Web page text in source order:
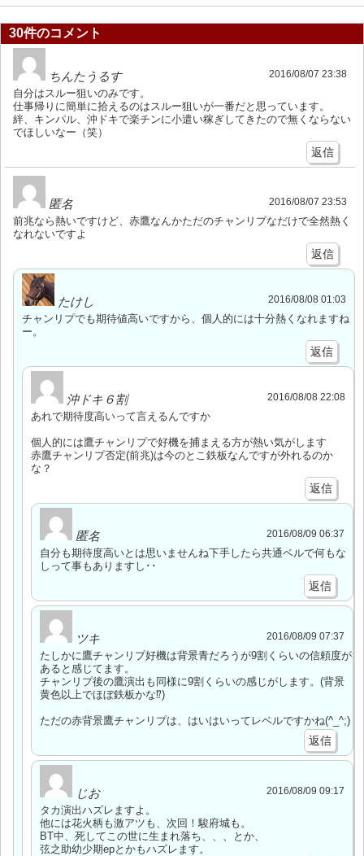
30件のコメント
ちんたうるす 2016/08/07 23:38
自分はスルー狙いのみです。
仕事帰りに簡単に拾えるのはスルー狙いが一番だと思っています。
絆、キンパル、沖ドキで楽チンに小遣い稼ぎしてきたので無くならない
でほしいなー（笑）
返信
匿名 2016/08/07 23:53
前兆なら熱いですけど、赤鷹なんかただのチャンリプなだけで全然熱く
なれないですよ
返信
たけし 2016/08/08 01:03
チャンリプでも期待値高いですから、個人的には十分熱くなれますね
ー。
返信
沖ドキ６割 2016/08/08 22:08
あれで期待度高いって言えるんですか
個人的には鷹チャンリプで好機を捕まえる方が熱い気がします
赤鷹チャンリプ否定(前兆)は今のとこ鉄板なんですが外れるのか
な？
返信
匿名 2016/08/09 06:37
自分も期待度高いとは思いませんね下手したら共通ベルで何もな
しって事もありますし･･
返信
ツキ 2016/08/09 07:37
たしかに鷹チャンリプ好機は背景青だろうが9割くらいの信頼度が
あると感じてます。
チャンリプ後の鷹演出も同様に9割くらいの感じがします。(背景
黄色以上でほぼ鉄板かな⁉︎)
ただの赤背景鷹チャンリプは、はいはいってレベルですかね(^_^;)
返信
じお 2016/08/09 09:17
タカ演出ハズレますよ。
他には花火柄も激アツも、次回！駿府城も。
BT中、死してこの世に生まれ落ち、、、とか、
弦之助幼少期epとかもハズレます。